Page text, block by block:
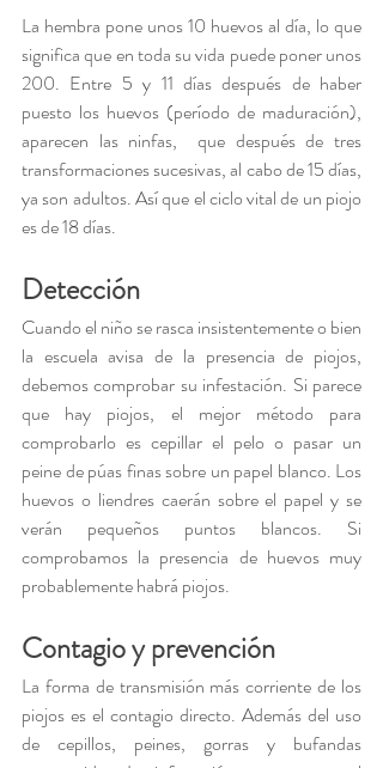
La hembra pone unos 10 huevos al día, lo que
significa que en toda su vida puede poner unos
200. Entre 5 y 11 días después de haber
puesto los huevos (período de maduración),
aparecen las ninfas,  que después de tres
transformaciones sucesivas, al cabo de 15 días,
ya son adultos. Así que el ciclo vital de un piojo
es de 18 días.
Detección
Cuando el niño se rasca insistentemente o bien
la escuela avisa de la presencia de piojos,
debemos comprobar su infestación. Si parece
que hay piojos, el mejor método para
comprobarlo es cepillar el pelo o pasar un
peine de púas finas sobre un papel blanco. Los
huevos o liendres caerán sobre el papel y se
verán pequeños puntos blancos. Si
comprobamos la presencia de huevos muy
probablemente habrá piojos.
Contagio y prevención
La forma de transmisión más corriente de los
piojos es el contagio directo. Además del uso
de cepillos, peines, gorras y bufandas